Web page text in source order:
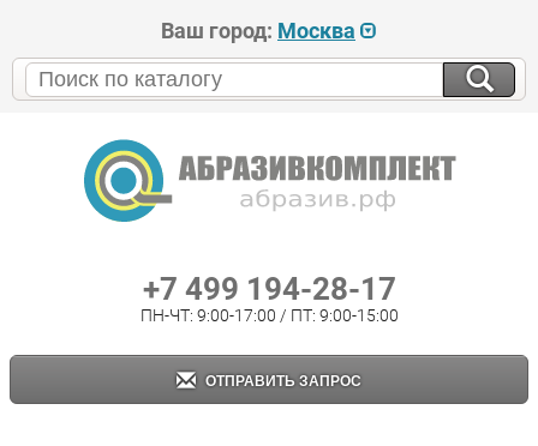
Ваш город: Москва
+7 499 194-28-17
ПН-ЧТ: 9:00-17:00 / ПТ: 9:00-15:00
ОТПРАВИТЬ ЗАПРОС